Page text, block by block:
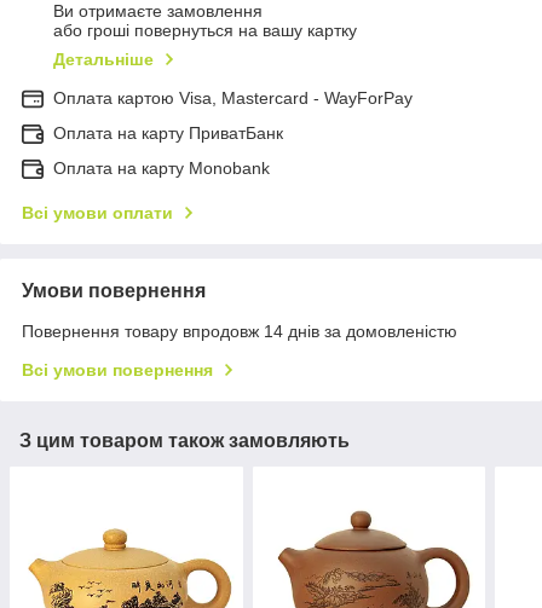
Ви отримаєте замовлення
або гроші повернуться на вашу картку
Детальніше
Оплата картою Visa, Mastercard - WayForPay
Оплата на карту ПриватБанк
Оплата на карту Monobank
Всі умови оплати
Умови повернення
Повернення товару впродовж 14 днів за домовленістю
Всі умови повернення
З цим товаром також замовляють